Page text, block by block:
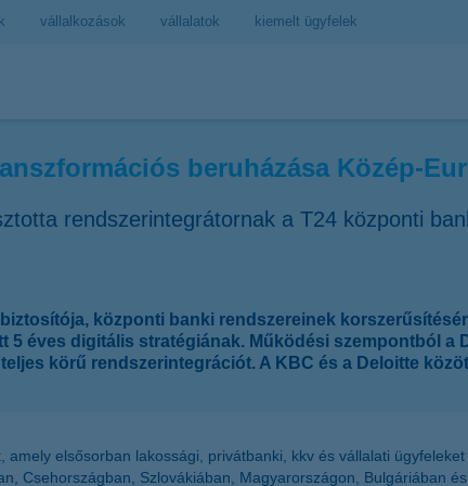
vállalkozások vállalatok kiemelt ügyfelek
beruházása Közép-
rendszerintegrátornak a T24 központi
központi banki rendszereinek
5 éves digitális stratégiának. Működési szempontból
körű rendszerintegrációt. A KBC és a Deloitte
elsősorban lakossági, privátbanki, kkv és vállalati
Csehországban, Szlovákiában, Magyarországon, Bulgáriában